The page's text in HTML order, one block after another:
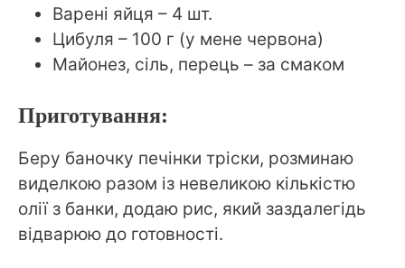
Варені яйця – 4 шт.
Цибуля – 100 г (у мене червона)
Майонез, сіль, перець – за смаком
Приготування:
Беру баночку печінки тріски, розминаю
виделкою разом із невеликою кількістю
олії з банки, додаю рис, який заздалегідь
відварюю до готовності.